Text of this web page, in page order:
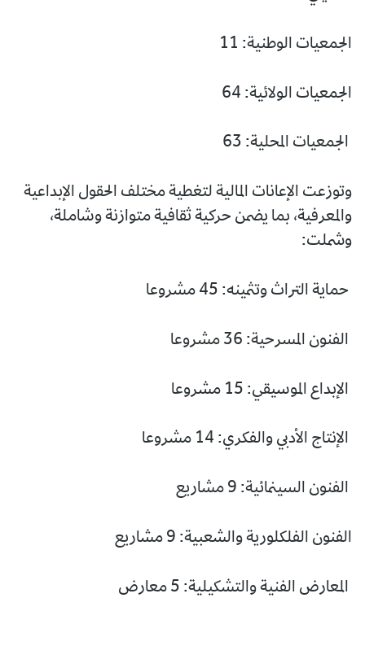
الجمعيات الوطنية: 11
الجمعيات الولائية: 64
الجمعيات المحلية: 63
وتوزعت الإعانات المالية لتغطية مختلف الحقول الإبداعية
والمعرفية، بما يضمن حركية ثقافية متوازنة وشاملة،
وشملت:
حماية التراث وتثمينه: 45 مشروعا
الفنون المسرحية: 36 مشروعا
الإبداع الموسيقي: 15 مشروعا
الإنتاج الأدبي والفكري: 14 مشروعا
الفنون السينمائية: 9 مشاريع
الفنون الفلكلورية والشعبية: 9 مشاريع
المعارض الفنية والتشكيلية: 5 معارض